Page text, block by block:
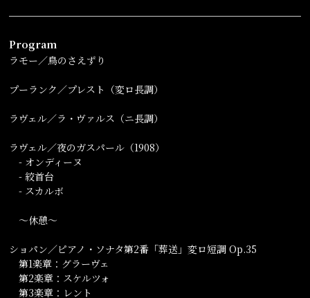
Program
ラモー／鳥のさえずり
プーランク／プレスト（変ロ長調）
ラヴェル／ラ・ヴァルス（ニ長調）
ラヴェル／夜のガスパール（1908）
- オンディーヌ
- 絞首台
- スカルボ
～休憩～
ショパン／ピアノ・ソナタ第2番「葬送」変ロ短調 Op.35
第1楽章：グラーヴェ
第2楽章：スケルツォ
第3楽章：レント